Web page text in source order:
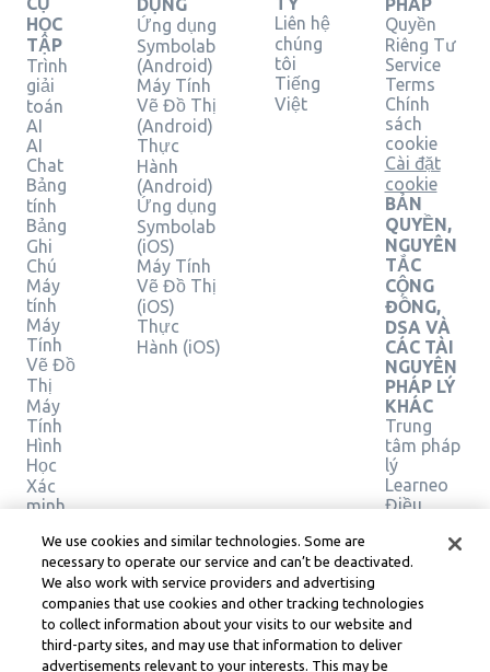
HỌC
TẬP
Trình
giải
toán
AI
AI
Chat
Bảng
tính
Bảng
Ghi
Chú
Máy
tính
Máy
Tính
Vẽ Đồ
Thị
Máy
Tính
Hình
Học
Xác
minh
pháp
DỤNG
Ứng dụng
Symbolab
(Android)
Máy Tính
Vẽ Đồ Thị
(Android)
Thực
Hành
(Android)
Ứng dụng
Symbolab
(iOS)
Máy Tính
Vẽ Đồ Thị
(iOS)
Thực
Hành (iOS)
Liên hệ
chúng
tôi
Tiếng
Việt
PHÁP
Quyền
Riêng Tư
Service
Terms
Chính
sách
cookie
Cài đặt
cookie
BẢN
QUYỀN,
NGUYÊN
TẮC
CỘNG
ĐỒNG,
DSA VÀ
CÁC TÀI
NGUYÊN
PHÁP LÝ
KHÁC
Trung
tâm pháp
lý
Learneo
Điều
của
Symbolab, a Learneo, Inc. business
© Learneo, Inc. 2024
We use cookies and similar technologies. Some are
necessary to operate our service and can’t be deactivated.
We also work with service providers and advertising
companies that use cookies and other tracking technologies
to collect information about your visits to our website and
third-party sites, and may use that information to deliver
advertisements relevant to your interests. This may be